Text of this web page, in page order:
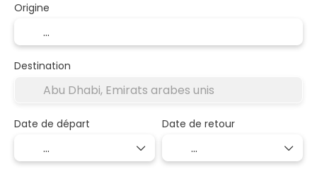
Origine
Destination
Date de départ Date de retour